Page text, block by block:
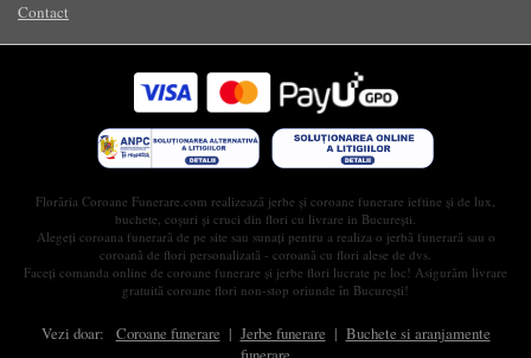
Contact
Florăria Coroane Funerare.com realizează jerbe și coroane funerare ieftine și de lux,
buchete, coșuri și cruci din flori cu livrare in București.
Alegeți coroana funerară de pe site sau sunați pentru a realiza o jerbă funerară sau o
coroană de flori personalizată - coroană cu flori alese de dvs.
Faceți comanda online de coroane funerare și jerbe flori lucrate pe loc! Asigurăm livrare
gratuită coroane flori non-stop oriunde în București!
Vezi doar: Coroane funerare | Jerbe funerare | Buchete si aranjamente